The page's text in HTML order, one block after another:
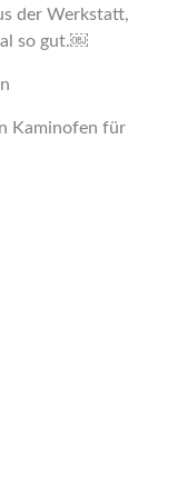
der Werkstatt,
so gut.￼
Kaminofen für